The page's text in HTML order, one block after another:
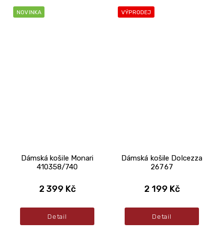
NOVINKA
Dámská košile Monari
410358/740
2 399 Kč
Detail
VÝPRODEJ
Dámská košile Dolcezza
26767
2 199 Kč
Detail